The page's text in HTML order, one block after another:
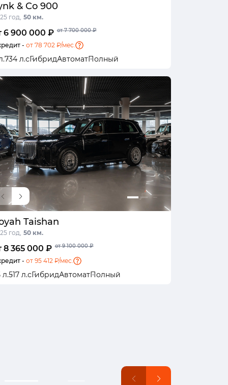
& Co 900
год, 50 км.
6 900 000 ₽ от 7 700 000 ₽
- от 78 702 ₽/мес.
734 л.сГибридАвтоматПолный
Taishan
год, 50 км.
8 365 000 ₽ от 9 100 000 ₽
- от 95 412 ₽/мес.
л.517 л.сГибридАвтоматПолный